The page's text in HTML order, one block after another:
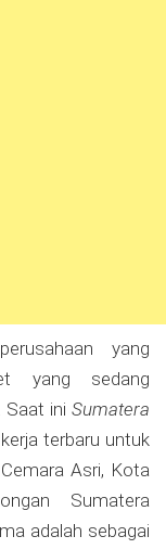
yang
yang sedang
Saat ini Sumatera
terbaru untuk
Asri, Kota
Sumatera
adalah sebagai